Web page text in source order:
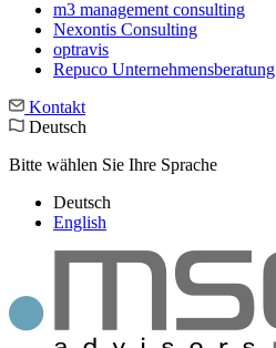
m3 manage­ment consul­ting
Nexontis Consulting
optravis
Repuco Unternehmensberatung
Kontakt
Deutsch
Bitte wählen Sie Ihre Sprache
Deutsch
English